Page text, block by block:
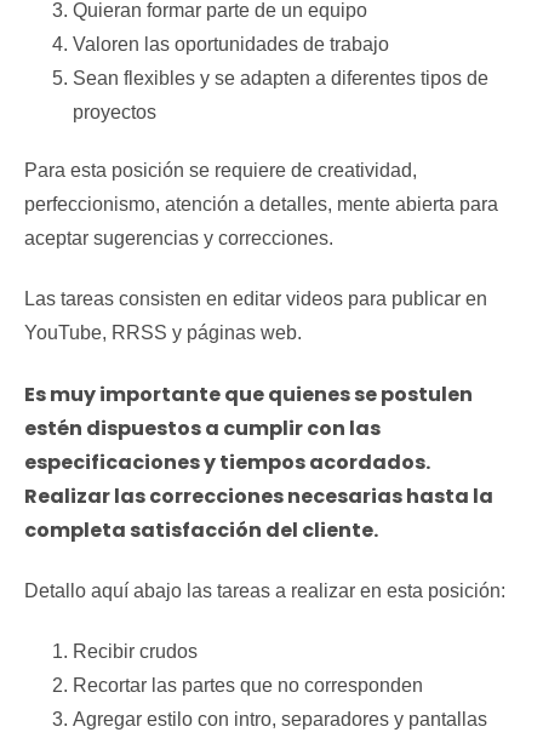
Quieran formar parte de un equipo
Valoren las oportunidades de trabajo
Sean flexibles y se adapten a diferentes tipos de
proyectos
Para esta posición se requiere de creatividad,
perfeccionismo, atención a detalles, mente abierta para
aceptar sugerencias y correcciones.
Las tareas consisten en editar videos para publicar en
YouTube, RRSS y páginas web.
Es muy importante que quienes se postulen
estén dispuestos a cumplir con las
especificaciones y tiempos acordados.
Realizar las correcciones necesarias hasta la
completa satisfacción del cliente.
Detallo aquí abajo las tareas a realizar en esta posición:
Recibir crudos
Recortar las partes que no corresponden
Agregar estilo con intro, separadores y pantallas